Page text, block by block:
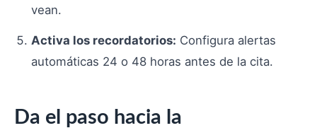
vean.
Activa los recordatorios: Configura alertas
automáticas 24 o 48 horas antes de la cita.
Da el paso hacia la